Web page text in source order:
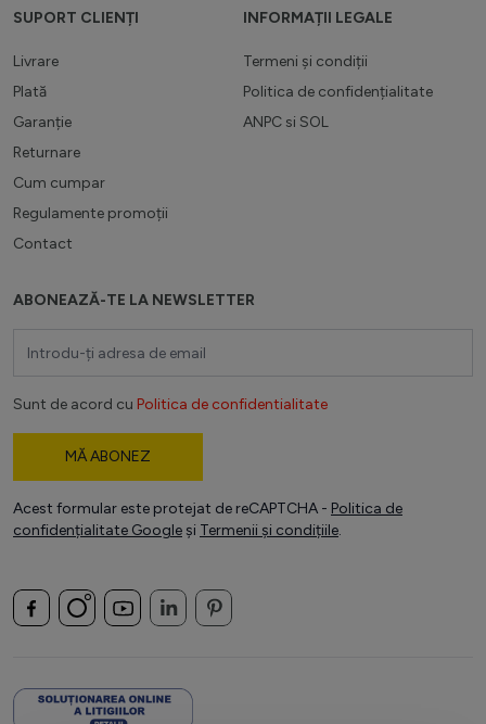
SUPORT CLIENȚI
Livrare
Plată
Garanție
Returnare
Cum cumpar
Regulamente promoții
Contact
INFORMAȚII LEGALE
Termeni și condiții
Politica de confidențialitate
ANPC si SOL
ABONEAZĂ-TE LA NEWSLETTER
Sunt de acord cu Politica de confidentialitate
MĂ ABONEZ
Acest formular este protejat de reCAPTCHA - Politica de
confidențialitate Google și Termenii și condițiile.